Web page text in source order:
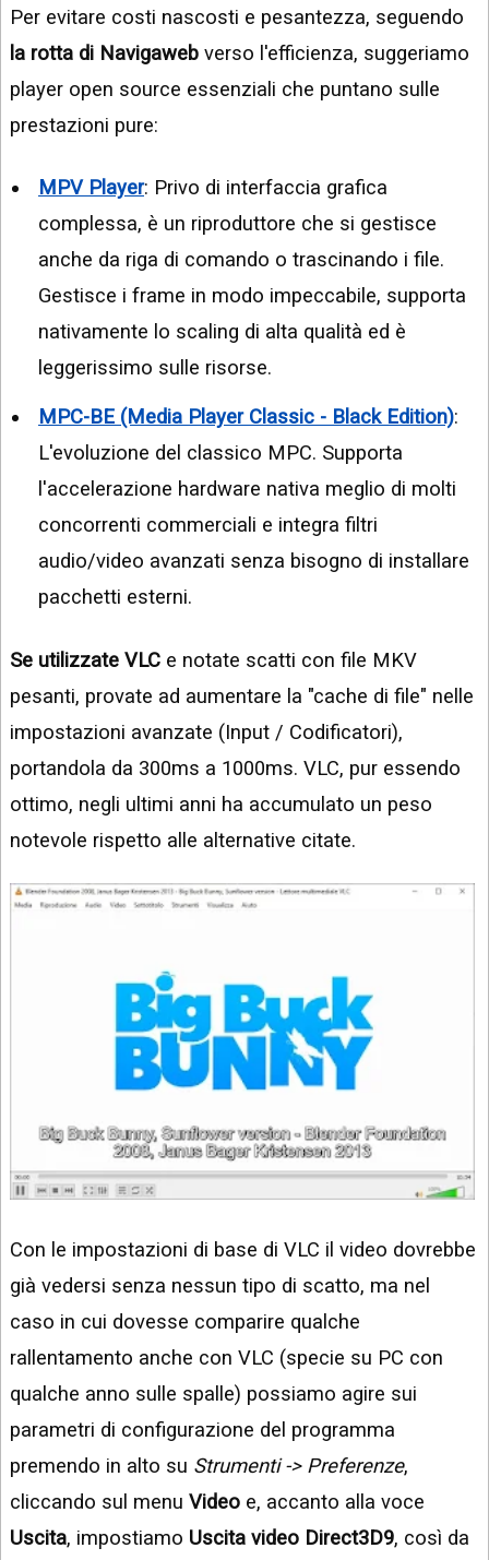
Per evitare costi nascosti e pesantezza, seguendo
la rotta di Navigaweb verso l'efficienza, suggeriamo
player open source essenziali che puntano sulle
prestazioni pure:
MPV Player: Privo di interfaccia grafica
complessa, è un riproduttore che si gestisce
anche da riga di comando o trascinando i file.
Gestisce i frame in modo impeccabile, supporta
nativamente lo scaling di alta qualità ed è
leggerissimo sulle risorse.
MPC-BE (Media Player Classic - Black Edition):
L'evoluzione del classico MPC. Supporta
l'accelerazione hardware nativa meglio di molti
concorrenti commerciali e integra filtri
audio/video avanzati senza bisogno di installare
pacchetti esterni.
Se utilizzate VLC e notate scatti con file MKV
pesanti, provate ad aumentare la "cache di file" nelle
impostazioni avanzate (Input / Codificatori),
portandola da 300ms a 1000ms. VLC, pur essendo
ottimo, negli ultimi anni ha accumulato un peso
notevole rispetto alle alternative citate.
Con le impostazioni di base di VLC il video dovrebbe
già vedersi senza nessun tipo di scatto, ma nel
caso in cui dovesse comparire qualche
rallentamento anche con VLC (specie su PC con
qualche anno sulle spalle) possiamo agire sui
parametri di configurazione del programma
premendo in alto su Strumenti -> Preferenze,
cliccando sul menu Video e, accanto alla voce
Uscita, impostiamo Uscita video Direct3D9, così da